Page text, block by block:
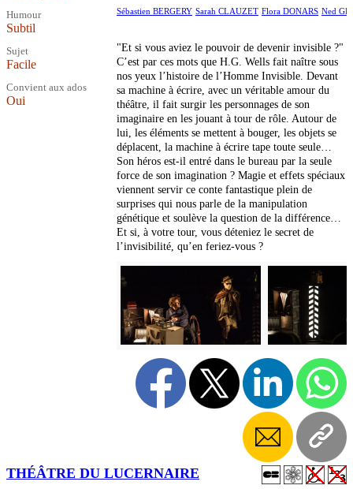
Humour
Subtil
Sujet
Facile
Convient aux ados
Oui
Sébastien BERGERY Sarah CLAUZET Flora DONARS Ned
"Et si vous aviez le pouvoir de devenir invisible ?"
C’est par ces mots que H.G. Wells fait naître sous
nos yeux l’histoire de l’Homme Invisible. Devant
sa machine à écrire, avec un véritable amour du
théâtre, il fait surgir les personnages de son
imaginaire en les jouant à tour de rôle. Autour de
lui, les éléments se mettent à bouger, les objets se
déplacent, la machine à écrire tape toute seule…
Son héros est-il entré dans le bureau par la seule
force de son imagination ? Magie et effets spéciaux
viennent servir ce conte fantastique plein de
surprises qui nous parle de la manipulation
génétique et soulève la question de la différence…
Et si, à votre tour, vous déteniez le secret de
l’invisibilité, qu’en feriez-vous ?
THÉÂTRE DU LUCERNAIRE